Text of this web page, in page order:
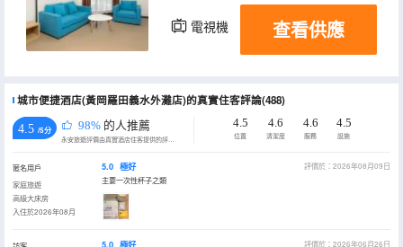
電視機 查看供應
城市便捷酒店(黃岡羅田義水外灘店)的真實住客評論(488)
4.5 /5分 98% 的人推薦
永安旅遊評價由真實酒店住客提供的評價。
4.5
位置
4.6
清潔度
4.6
服務
4.5
設施
匿名用戶
家庭旅遊
高級大床房
入住於2026年08月
5.0 極好
評價於：2026年08月09日
主要一次性杯子之類
5.0 極好
評價於：2026年06月26日